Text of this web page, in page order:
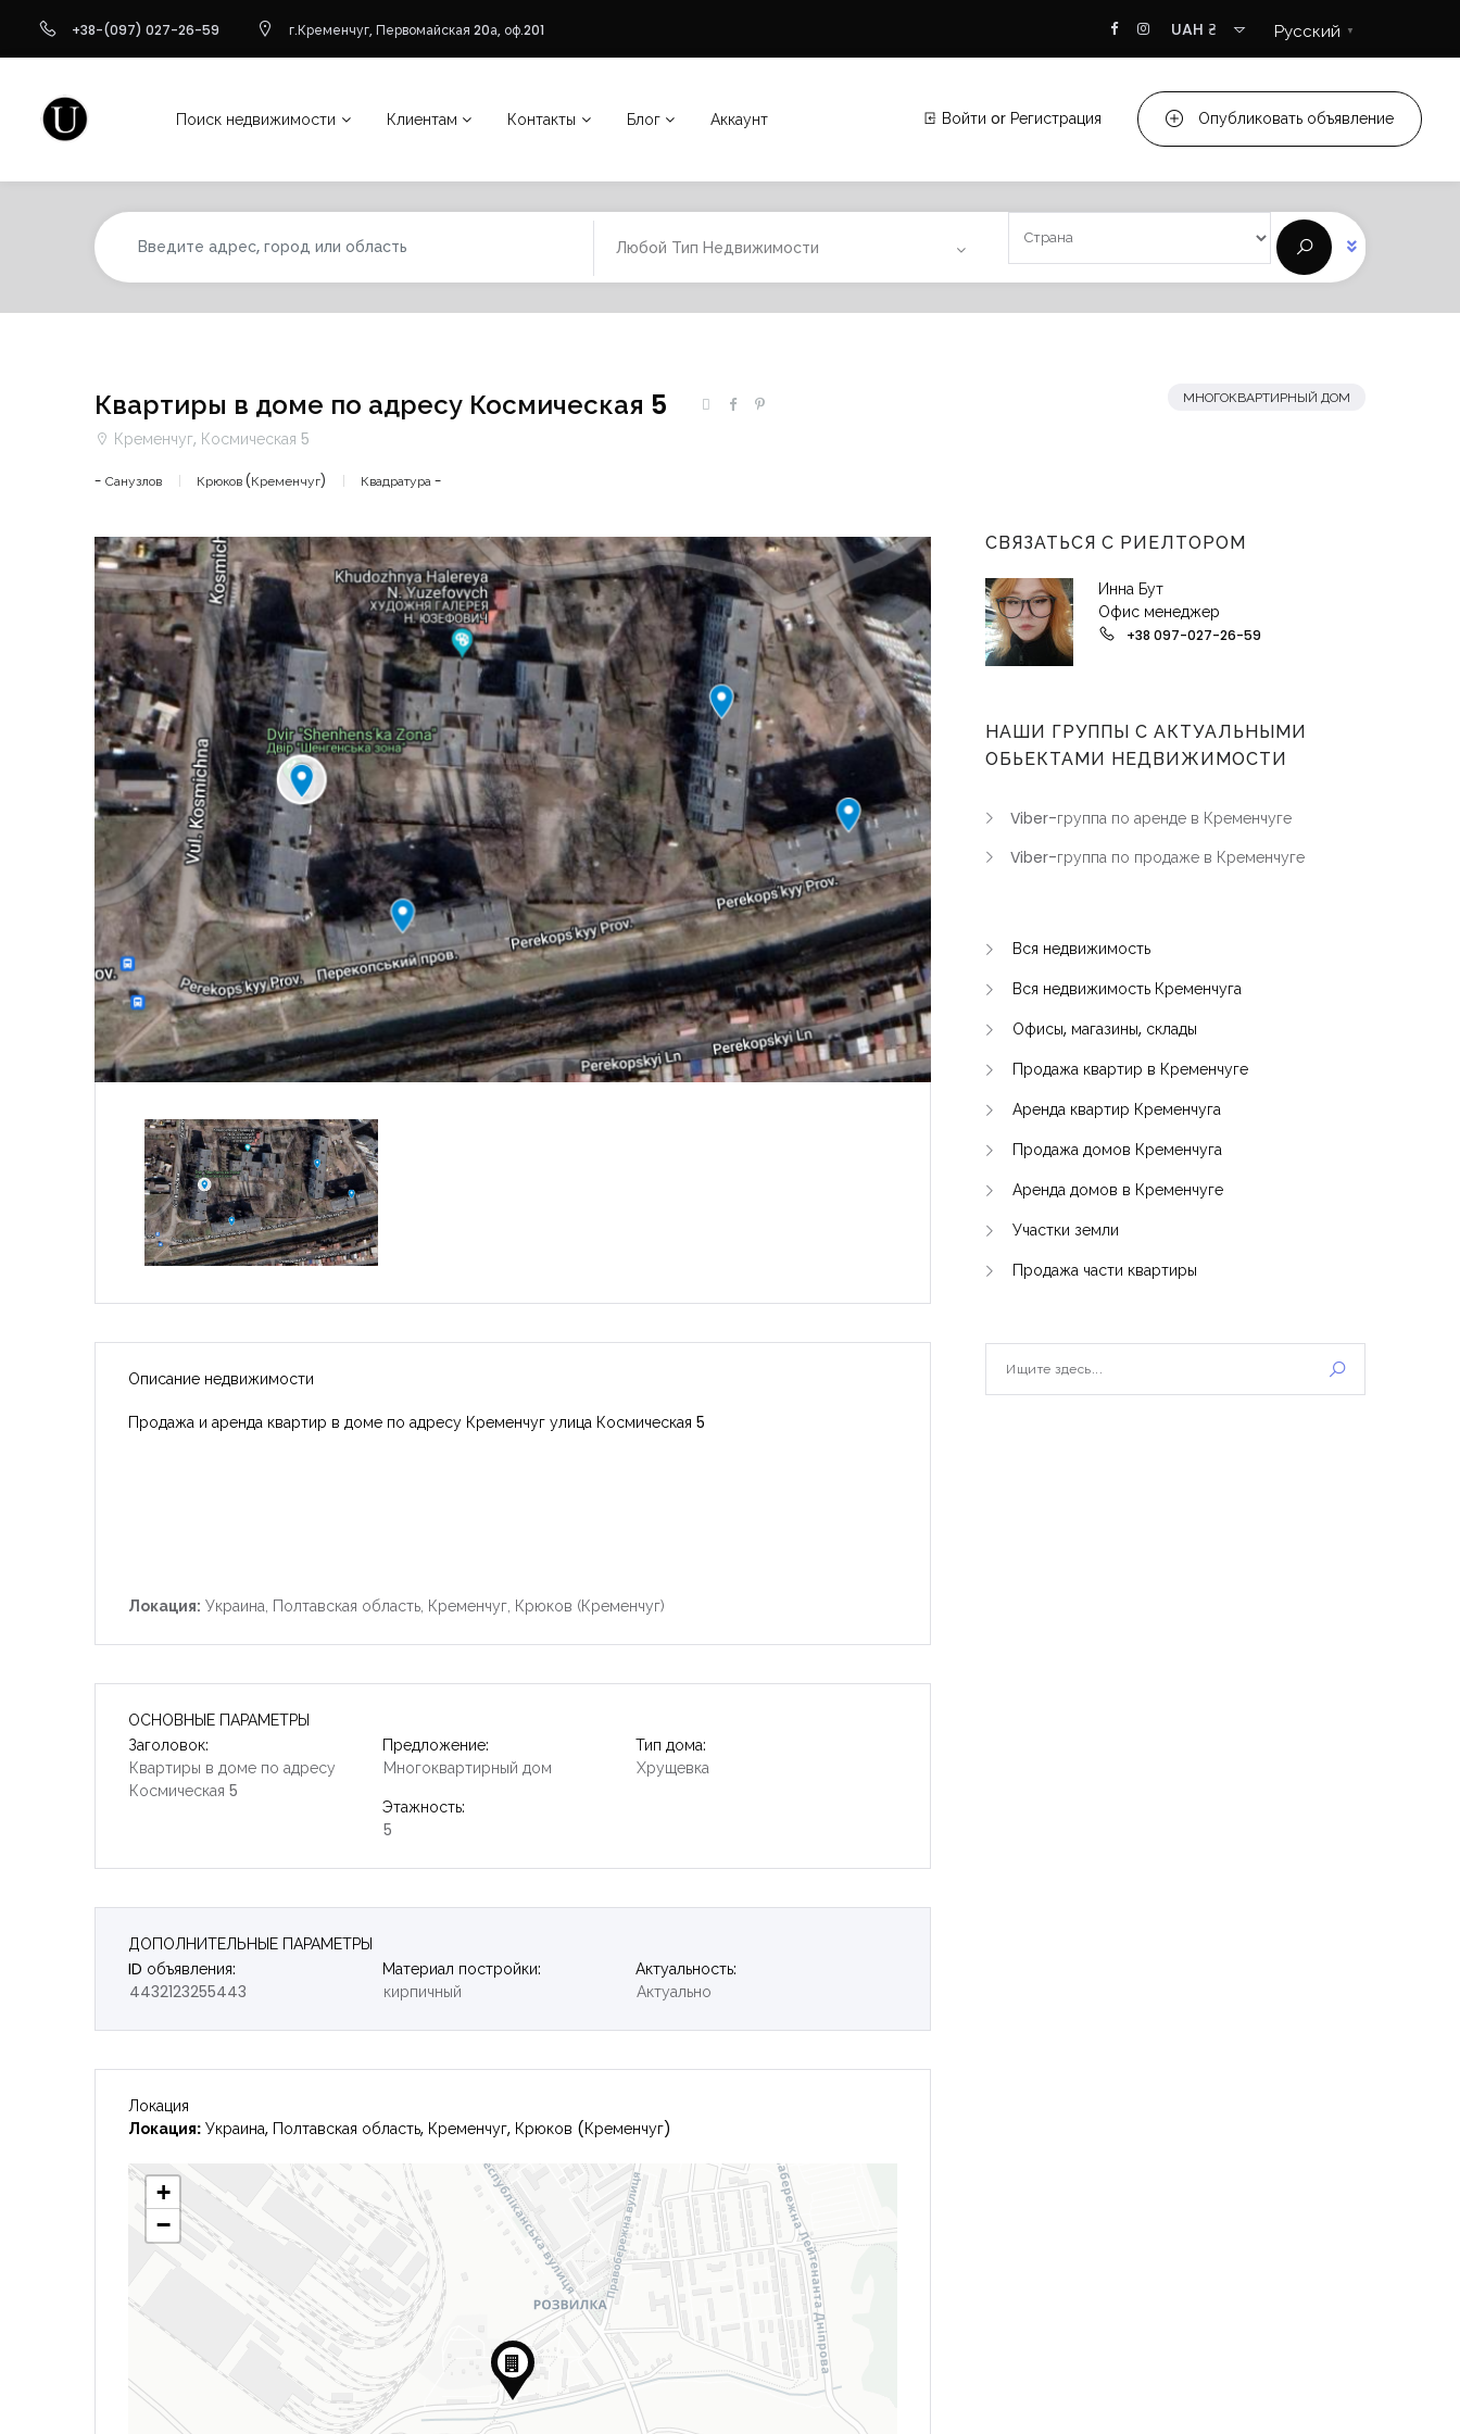
+38-(097) 027-26-59 г.Кременчуг, Первомайская 20а, оф.201 UAH ₴ Русский ▼
Поиск недвижимости Клиентам Контакты Блог Аккаунт Войти or Регистрация Опубликовать объявление
Любой Тип Недвижимости
Квартиры в доме по адресу Космическая 5
Кременчуг, Космическая 5
- Санузлов Крюков (Кременчуг) Квадратура -
МНОГОКВАРТИРНЫЙ ДОМ
Описание недвижимости
Продажа и аренда квартир в доме по адресу Кременчуг улица Космическая 5
Локация: Украина, Полтавская область, Кременчуг, Крюков (Кременчуг)
ОСНОВНЫЕ ПАРАМЕТРЫ
Заголовок:
Квартиры в доме по адресу
Космическая 5
Предложение:
Многоквартирный дом
Тип дома:
Хрущевка
Этажность:
5
ДОПОЛНИТЕЛЬНЫЕ ПАРАМЕТРЫ
ID объявления:
4432123255443
Материал постройки:
кирпичный
Актуальность:
Актуально
Локация
Локация: Украина, Полтавская область, Кременчуг, Крюков (Кременчуг)
+
−
СВЯЗАТЬСЯ С РИЕЛТОРОМ
Инна Бут
Офис менеджер
+38 097-027-26-59
НАШИ ГРУППЫ С АКТУАЛЬНЫМИ
ОБЬЕКТАМИ НЕДВИЖИМОСТИ
Viber-группа по аренде в Кременчуге
Viber-группа по продаже в Кременчуге
Вся недвижимость
Вся недвижимость Кременчуга
Офисы, магазины, склады
Продажа квартир в Кременчуге
Аренда квартир Кременчуга
Продажа домов Кременчуга
Аренда домов в Кременчуге
Участки земли
Продажа части квартиры